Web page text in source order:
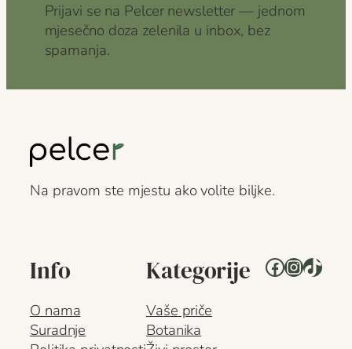
Prijavi se na Pelcer newsletter — jednom
mjesečno doza zelenila u inbox, bez
spamanja.
Na pravom ste mjestu ako volite biljke.
Info
O nama
Suradnje
Kategorije
Vaše priče
Botanika
Facebook